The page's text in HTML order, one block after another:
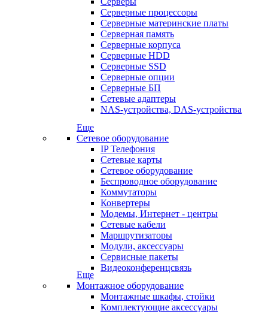
Серверные процессоры
Серверные материнские платы
Серверная память
Серверные корпуса
Серверные HDD
Серверные SSD
Серверные опции
Серверные БП
Сетевые адаптеры
NAS-устройства, DAS-устройства
Еще
Сетевое оборудование
IP Телефония
Сетевые карты
Сетевое оборудование
Беспроводное оборудование
Коммутаторы
Конвертеры
Модемы, Интернет - центры
Сетевые кабели
Маршрутизаторы
Модули, аксессуары
Сервисные пакеты
Видеоконференцсвязь
Еще
Монтажное оборудование
Монтажные шкафы, стойки
Комплектующие аксессуары